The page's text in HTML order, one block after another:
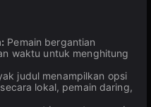
Pemain bergantian
waktu untuk menghitung
judul menampilkan opsi
lokal, pemain daring,